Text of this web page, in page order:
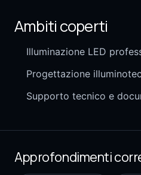
Ambiti coperti
Illuminazione LED
Progettazione
Supporto tecnico e
Approfondimenti